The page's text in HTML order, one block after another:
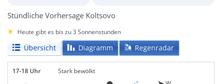
Stündliche Vorhersage Koltsovo
Heute gibt es bis zu 3 Sonnenstunden
Übersicht Diagramm Regenradar
17-18 Uhr Stark bewölkt